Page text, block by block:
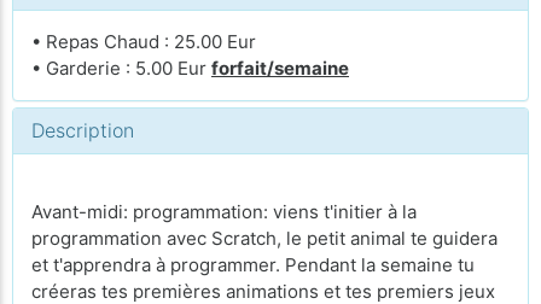
• Repas Chaud : 25.00 Eur
• Garderie : 5.00 Eur forfait/semaine
Description
Avant-midi: programmation: viens t'initier à la
programmation avec Scratch, le petit animal te guidera
et t'apprendra à programmer. Pendant la semaine tu
créeras tes premières animations et tes premiers jeux